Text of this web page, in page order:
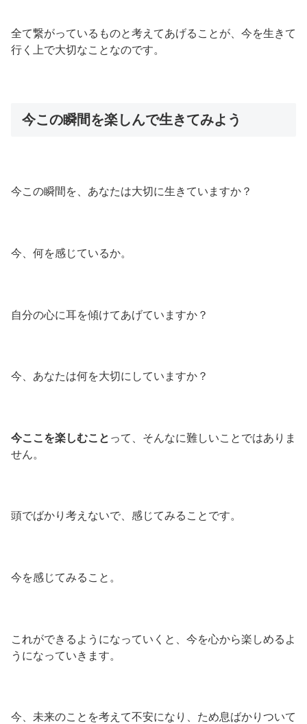
全て繋がっているものと考えてあげることが、今を生きて
行く上で大切なことなのです。
今この瞬間を楽しんで生きてみよう
今この瞬間を、あなたは大切に生きていますか？
今、何を感じているか。
自分の心に耳を傾けてあげていますか？
今、あなたは何を大切にしていますか？
今ここを楽しむこと って、そんなに難しいことではありま
せん。
頭でばかり考えないで、感じてみることです。
今を感じてみること。
これができるようになっていくと、今を心から楽しめるよ
うになっていきます。
今、未来のことを考えて不安になり、ため息ばかりついて